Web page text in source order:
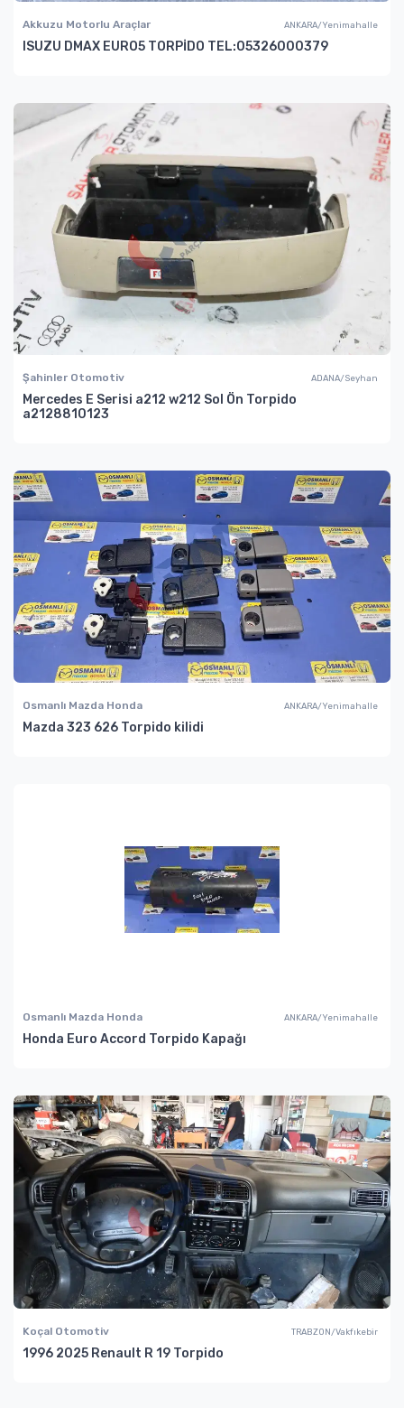
Akkuzu Motorlu Araçlar ANKARA/Yenimahalle
ISUZU DMAX EURO5 TORPİDO TEL:05326000379
Şahinler Otomotiv ADANA/Seyhan
Mercedes E Serisi a212 w212 Sol Ön Torpido
a2128810123
Osmanlı Mazda Honda ANKARA/Yenimahalle
Mazda 323 626 Torpido kilidi
Osmanlı Mazda Honda ANKARA/Yenimahalle
Honda Euro Accord Torpido Kapağı
Koçal Otomotiv TRABZON/Vakfıkebir
1996 2025 Renault R 19 Torpido